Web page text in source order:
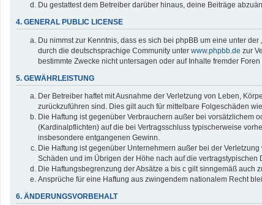
Du gestattest dem Betreiber darüber hinaus, deine Beiträge
4. GENERAL PUBLIC LICENSE
Du nimmst zur Kenntnis, dass es sich bei phpBB um eine unter der „
durch die deutschsprachige Community unter www.phpbb.de zur
bestimmte Zwecke nicht untersagen oder auf Inhalte fremder Foren
5. GEWÄHRLEISTUNG
Der Betreiber haftet mit Ausnahme der Verletzung von Leben,
zurückzuführen sind. Dies gilt auch für mittelbare Folgeschäden
Die Haftung ist gegenüber Verbrauchern außer bei vorsätzlichem
(Kardinalpflichten) auf die bei Vertragsschluss typischerweise
insbesondere entgangenen Gewinn.
Die Haftung ist gegenüber Unternehmern außer bei der
Schäden und im Übrigen der Höhe nach auf die
Die Haftungsbegrenzung der Absätze a bis c gilt sinngemäß
Ansprüche für eine Haftung aus zwingendem nationalem Recht
6. ÄNDERUNGSVORBEHALT